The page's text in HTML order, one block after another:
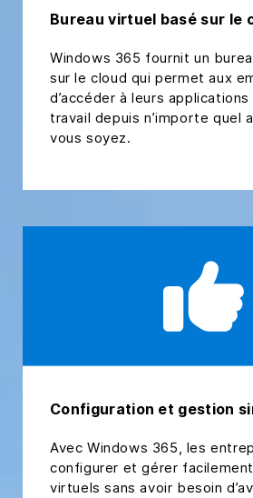
Bureau virtuel basé sur le
Windows 365 fournit un
sur le cloud qui permet aux
d’accéder à leurs
travail depuis n’importe quel
vous soyez.
Configuration et gestion
Avec Windows 365, les
configurer et gérer
virtuels sans avoir besoin